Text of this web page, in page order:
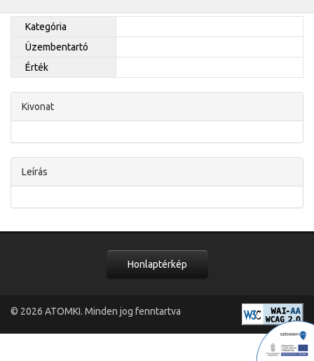
Kategória
Üzembentartó
Érték
Kivonat
Leírás
Honlaptérkép
© 2026 ATOMKI. Minden jog fenntartva